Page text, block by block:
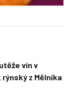
vín v
z Mělníka